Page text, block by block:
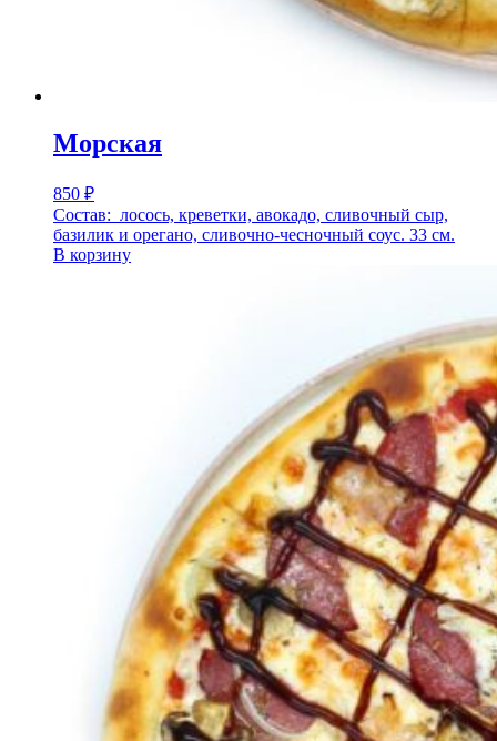
Морская
850 ₽
Состав: лосось, креветки, авокадо, сливочный сыр,
базилик и орегано, сливочно-чесночный соус. 33 см.
В корзину